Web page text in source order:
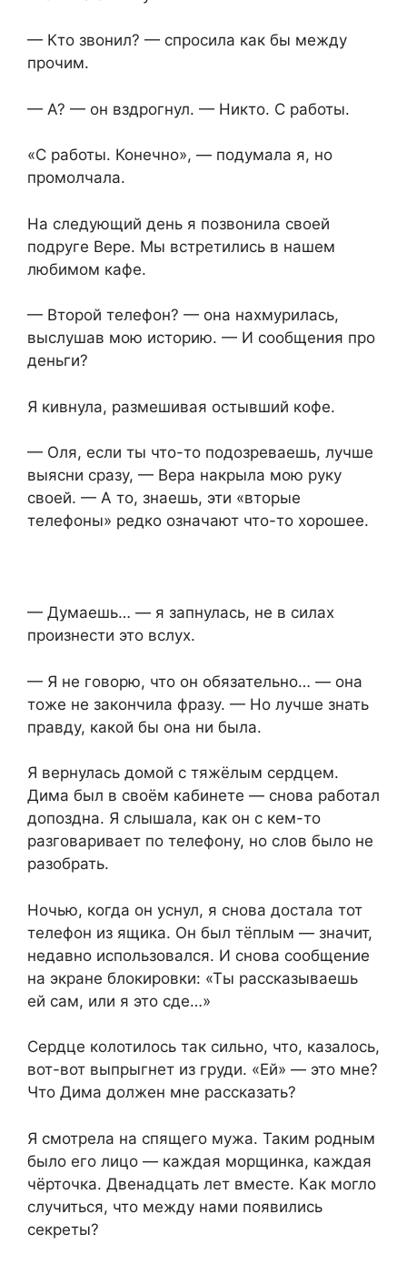
— Кто звонил? — спросила как бы между
прочим.
— А? — он вздрогнул. — Никто. С работы.
«С работы. Конечно», — подумала я, но
промолчала.
На следующий день я позвонила своей
подруге Вере. Мы встретились в нашем
любимом кафе.
— Второй телефон? — она нахмурилась,
выслушав мою историю. — И сообщения про
деньги?
Я кивнула, размешивая остывший кофе.
— Оля, если ты что-то подозреваешь, лучше
выясни сразу, — Вера накрыла мою руку
своей. — А то, знаешь, эти «вторые
телефоны» редко означают что-то хорошее.
— Думаешь… — я запнулась, не в силах
произнести это вслух.
— Я не говорю, что он обязательно… — она
тоже не закончила фразу. — Но лучше знать
правду, какой бы она ни была.
Я вернулась домой с тяжёлым сердцем.
Дима был в своём кабинете — снова работал
допоздна. Я слышала, как он с кем-то
разговаривает по телефону, но слов было не
разобрать.
Ночью, когда он уснул, я снова достала тот
телефон из ящика. Он был тёплым — значит,
недавно использовался. И снова сообщение
на экране блокировки: «Ты рассказываешь
ей сам, или я это сде…»
Сердце колотилось так сильно, что, казалось,
вот-вот выпрыгнет из груди. «Ей» — это мне?
Что Дима должен мне рассказать?
Я смотрела на спящего мужа. Таким родным
было его лицо — каждая морщинка, каждая
чёрточка. Двенадцать лет вместе. Как могло
случиться, что между нами появились
секреты?